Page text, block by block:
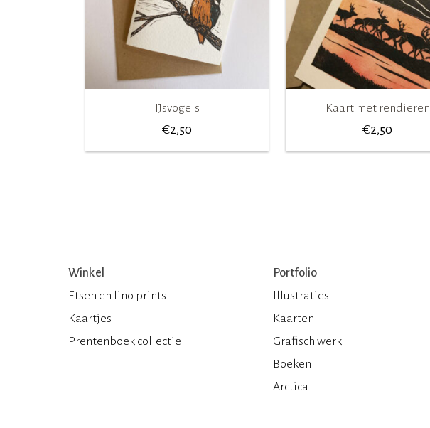
IJsvogels
€2,50
Kaart met rendieren
€2,50
Winkel
Etsen en lino prints
Kaartjes
Prentenboek collectie
Portfolio
Illustraties
Kaarten
Grafisch werk
Boeken
Arctica